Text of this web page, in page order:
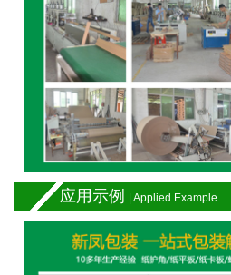
应用示例 | Applied Example